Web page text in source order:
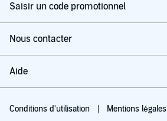
Saisir un code promotionnel
Nous contacter
Aide
Conditions d'utilisation Mentions légales